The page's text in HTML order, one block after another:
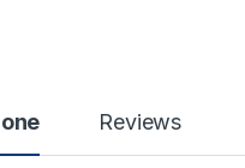
Reviews